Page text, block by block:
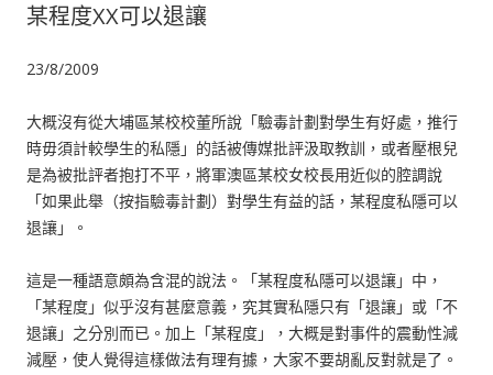
某程度XX可以退讓
23/8/2009
大概沒有從大埔區某校校董所說「驗毒計劃對學生有好處，推行
時毋須計較學生的私隱」的話被傳媒批評汲取教訓，或者壓根兒
是為被批評者抱打不平，將軍澳區某校女校長用近似的腔調說
「如果此舉（按指驗毒計劃）對學生有益的話，某程度私隱可以
退讓」。
這是一種語意頗為含混的說法。「某程度私隱可以退讓」中，
「某程度」似乎沒有甚麼意義，究其實私隱只有「退讓」或「不
退讓」之分別而已。加上「某程度」，大概是對事件的震動性減
減壓，使人覺得這樣做法有理有據，大家不要胡亂反對就是了。